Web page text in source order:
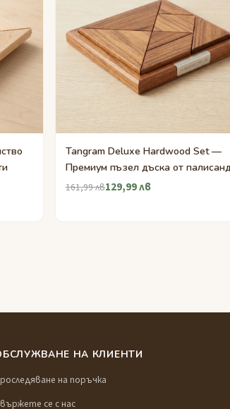
Tangram Deluxe Hardwood Set —
Премиум пъзел дъска от
161,99 лв129,99 лв
НА КЛИЕНТИ
на поръчка
се с нас